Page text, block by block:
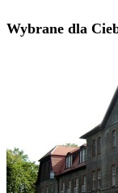
Wybrane dla